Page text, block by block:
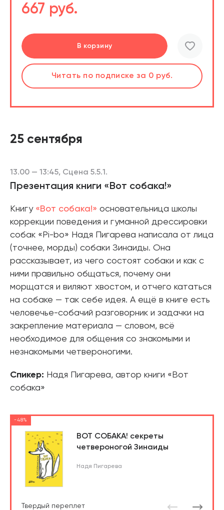
667 руб.
В корзину
В корзине
Читать по подписке за 0 руб.
Перейти
Читать по подписке за 0 руб.
Перейти
Слушатьпо подпискеза 0 руб.
25 сентября
13.00 — 13:45, Сцена 5.5.1.
Презентация книги «Вот собака!»
Книгу «Вот собака!» основательница школы
коррекции поведения и гуманной дрессировки
собак «Pi-bo» Надя Пигарева написала от лица
(точнее, морды) собаки Зинаиды. Она
рассказывает, из чего состоят собаки и как с
ними правильно общаться, почему они
морщатся и виляют хвостом, и отчего кататься
на собаке — так себе идея. А ещё в книге есть
человечье-собачий разговорник и задачки на
закрепление материала — словом, всё
необходимое для общения со знакомыми и
незнакомыми четвероногими.
Спикер: Надя Пигарева, автор книги «Вот
собака»
-48%
ВОТ СОБАКА! секреты
четвероногой Зинаиды
Надя Пигарева
Твердый переплет